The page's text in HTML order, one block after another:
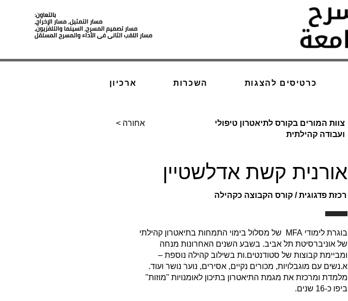
כרטיסים להצגות השכרות ארכיון
< אחורה
צוות המורים בקורס לתיאטרון טיפולי
ועבודה קהילתית
אורנית קשת אדלשטיין
רכזת פדגוגית / קורס הקבוצה כקהילה
בוגרת לימודי MFA של מסלול בימוי התמחות בתיאטרון קהילתי
של אוניברסיטת תל אביב. בשבע השנים האחרונות מנחה
ומביימת קבוצות של סטודנטים.ות בשילוב קהילה נוספת –
א.נשים עם מוגבלויות, מכורים נקיים, אסירים, נוער נושר ועוד.
מלמדת ומרכזת את מגמת התיאטרון בתיכון לאומנויות "מוזות"
ביפו כ-16 שנים.